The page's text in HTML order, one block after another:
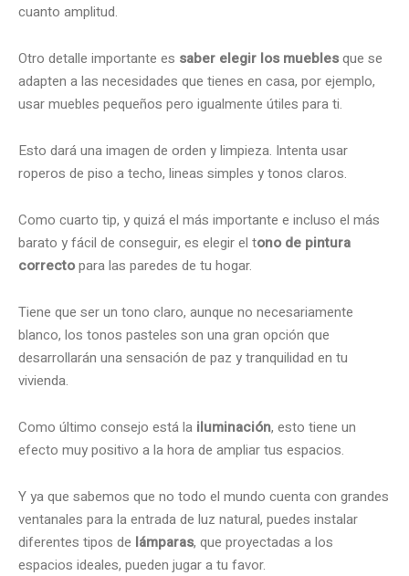
cuanto amplitud.
Otro detalle importante es saber elegir los mueblesque se
adapten a las necesidades que tienes en casa, por ejemplo,
usar muebles pequeños pero igualmente útiles para ti.
Esto dará una imagen de orden y limpieza. Intenta usar
roperos de piso a techo, lineas simples y tonos claros.
Como cuarto tip, y quizá el más importante e incluso el más
barato y fácil de conseguir, es elegir el tono de pintura
correctopara las paredes de tu hogar.
Tiene que ser un tono claro, aunque no necesariamente
blanco, los tonos pasteles son una gran opción que
desarrollarán una sensación de paz y tranquilidad en tu
vivienda.
Como último consejo está la iluminación, esto tiene un
efecto muy positivo a la hora de ampliar tus espacios.
Y ya que sabemos que no todo el mundo cuenta con grandes
ventanales para la entrada de luz natural, puedes instalar
diferentes tipos de lámparas, que proyectadas a los
espacios ideales, pueden jugar a tu favor.